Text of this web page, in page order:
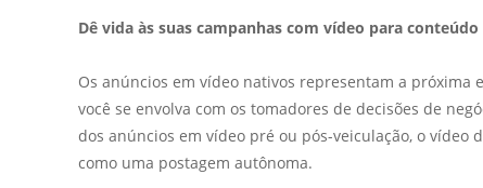
Dê vida às suas campanhas com vídeo para
Os anúncios em vídeo nativos representam a
você se envolva com os tomadores de decisões de
dos anúncios em vídeo pré ou pós-veiculação, o
como uma postagem autônoma.